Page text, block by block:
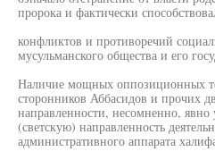
пророка и фактически
конфликтов и противоречий
мусульманского общества и его
Наличие мощных оппозиционных
сторонников Аббасидов и прочих
направленности, несомненно,
(светскую) направленность
административного аппарата